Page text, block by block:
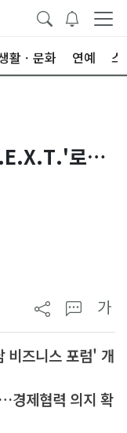
활ㆍ문화 연예 스
로…
가
비즈니스 포럼' 개
경제협력 의지 확